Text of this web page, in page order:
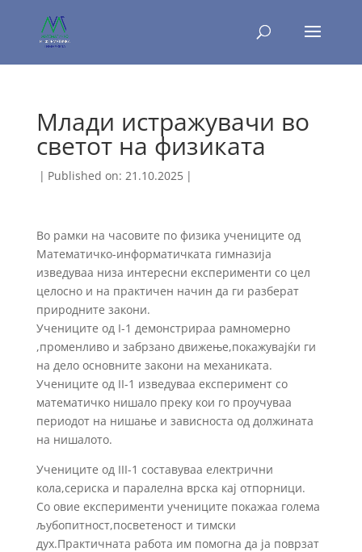
Млади истражувачи во
светот на физиката
| Published on: 21.10.2025 |
Во рамки на часовите по физика учениците од
Математичко-информатичката гимназија
изведуваа низа интересни експерименти со цел
целосно и на практичен начин да ги разберат
природните закони.
Учениците од I-1 демонстрираа рамномерно
,променливо и забрзано движење,покажувајќи ги
на дело основните закони на механиката.
Учениците од II-1 изведуваа експеримент со
математичко нишало преку кои го проучуваа
периодот на нишање и зависноста од должината
на нишалото.
Учениците од III-1 составуваа електрични
кола,сериска и паралелна врска кај отпорници.
Со овие експерименти учениците покажаа голема
љубопитност,посветеност и тимски
дух.Практичната работа им помогна да ја поврзат